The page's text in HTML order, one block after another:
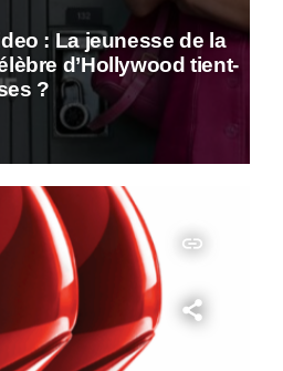
: La jeunesse de la
d’Hollywood tient-
?
insert_link